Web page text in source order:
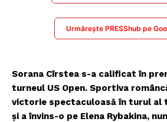
Urmărește PRESShub pe
Sorana Cîrstea s-a calificat în
turneul US Open. Sportiva
victorie spectaculoasă în turul al
și a învins-o pe Elena Rybakina,